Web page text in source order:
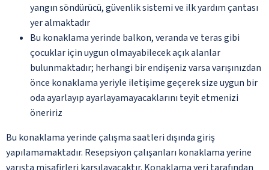
yangın söndürücü, güvenlik sistemi ve ilk yardım çantası
yer almaktadır
Bu konaklama yerinde balkon, veranda ve teras gibi
çocuklar için uygun olmayabilecek açık alanlar
bulunmaktadır; herhangi bir endişeniz varsa varışınızdan
önce konaklama yeriyle iletişime geçerek size uygun bir
oda ayarlayıp ayarlayamayacaklarını teyit etmenizi
öneririz
Bu konaklama yerinde çalışma saatleri dışında giriş
yapılamamaktadır. Resepsiyon çalışanları konaklama yerine
varışta misafirleri karşılayacaktır. Konaklama yeri tarafından